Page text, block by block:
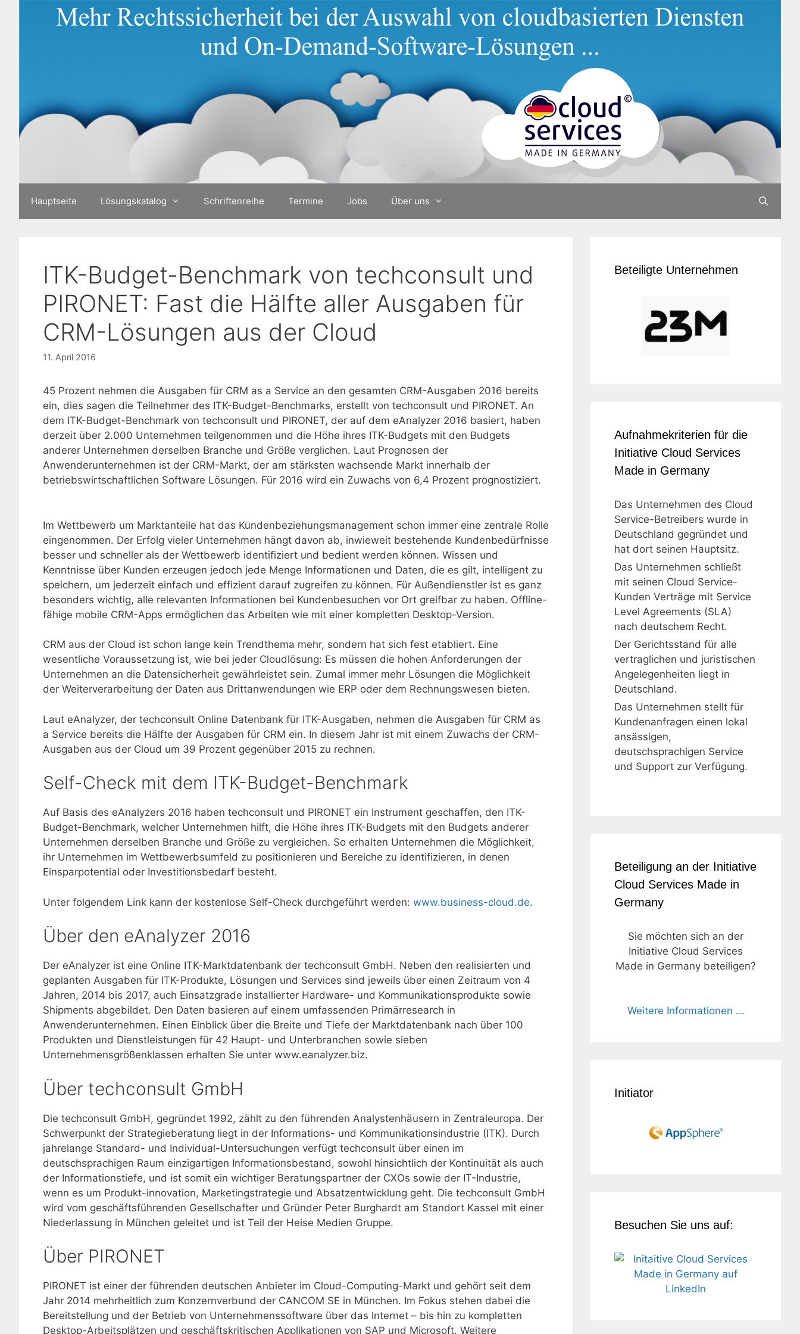
Hauptseite Lösungskatalog Schriftenreihe Termine Jobs Über uns
ITK-Budget-Benchmark von techconsult und
PIRONET: Fast die Hälfte aller Ausgaben für
CRM-Lösungen aus der Cloud
11. April 2016
45 Prozent nehmen die Ausgaben für CRM as a Service an den gesamten CRM-Ausgaben 2016 bereits
ein, dies sagen die Teilnehmer des ITK-Budget-Benchmarks, erstellt von techconsult und PIRONET. An
dem ITK-Budget-Benchmark von techconsult und PIRONET, der auf dem eAnalyzer 2016 basiert, haben
derzeit über 2.000 Unternehmen teilgenommen und die Höhe ihres ITK-Budgets mit den Budgets
anderer Unternehmen derselben Branche und Größe verglichen. Laut Prognosen der
Anwenderunternehmen ist der CRM-Markt, der am stärksten wachsende Markt innerhalb der
betriebswirtschaftlichen Software Lösungen. Für 2016 wird ein Zuwachs von 6,4 Prozent prognostiziert.
Im Wettbewerb um Marktanteile hat das Kundenbeziehungsmanagement schon immer eine zentrale Rolle
eingenommen. Der Erfolg vieler Unternehmen hängt davon ab, inwieweit bestehende Kundenbedürfnisse
besser und schneller als der Wettbewerb identifiziert und bedient werden können. Wissen und
Kenntnisse über Kunden erzeugen jedoch jede Menge Informationen und Daten, die es gilt, intelligent zu
speichern, um jederzeit einfach und effizient darauf zugreifen zu können. Für Außendienstler ist es ganz
besonders wichtig, alle relevanten Informationen bei Kundenbesuchen vor Ort greifbar zu haben. Offline-
fähige mobile CRM-Apps ermöglichen das Arbeiten wie mit einer kompletten Desktop-Version.
CRM aus der Cloud ist schon lange kein Trendthema mehr, sondern hat sich fest etabliert. Eine
wesentliche Voraussetzung ist, wie bei jeder Cloudlösung: Es müssen die hohen Anfor­derungen der
Unternehmen an die Datensicherheit gewährleistet sein. Zumal immer mehr Lösungen die Möglichkeit
der Weiterverarbeitung der Daten aus Drittanwendungen wie ERP oder dem Rechnungswesen bieten.
Laut eAnalyzer, der techconsult Online Datenbank für ITK-Ausgaben, nehmen die Ausgaben für CRM as
a Service bereits die Hälfte der Ausgaben für CRM ein. In diesem Jahr ist mit einem Zuwachs der CRM-
Ausgaben aus der Cloud um 39 Prozent gegenüber 2015 zu rechnen.
Self-Check mit dem ITK-Budget-Benchmark
Auf Basis des eAnalyzers 2016 haben techconsult und PIRONET ein Instrument geschaffen, den ITK-
Budget-Benchmark, welcher Unternehmen hilft, die Höhe ihres ITK-Budgets mit den Budgets anderer
Unternehmen derselben Branche und Größe zu vergleichen. So erhalten Unternehmen die Möglichkeit,
ihr Unternehmen im Wettbewerbsumfeld zu positionieren und Bereiche zu identifizieren, in denen
Einsparpotential oder Investitionsbedarf besteht.
Unter folgendem Link kann der kostenlose Self-Check durchgeführt werden: www.business-cloud.de.
Über den eAnalyzer 2016
Der eAnalyzer ist eine Online ITK-Marktdatenbank der techconsult GmbH. Neben den realisierten und
geplanten Ausgaben für ITK-Produkte, Lösungen und Services sind jeweils über einen Zeitraum von 4
Jahren, 2014 bis 2017, auch Einsatzgrade installierter Hardware- und Kommunikationsprodukte sowie
Shipments abgebildet. Den Daten basieren auf einem umfassenden Primärresearch in
Anwenderunternehmen. Einen Einblick über die Breite und Tiefe der Marktdatenbank nach über 100
Produkten und Dienstleistungen für 42 Haupt- und Unterbranchen sowie sieben
Unternehmensgrößenklassen erhalten Sie unter www.eanalyzer.biz.
Über techconsult GmbH
Die techconsult GmbH, gegründet 1992, zählt zu den führenden Analystenhäusern in Zentraleuropa. Der
Schwerpunkt der Strategieberatung liegt in der Informations- und Kommunikationsindustrie (ITK). Durch
jahrelange Standard- und Individual-Untersuchungen verfügt techconsult über einen im
deutschsprachigen Raum einzigartigen Informations­bestand, sowohl hinsichtlich der Kontinuität als auch
der Informationstiefe, und ist somit ein wichtiger Beratungspartner der CXOs sowie der IT-Industrie,
wenn es um Produkt-innovation, Marketingstrategie und Absatzentwicklung geht. Die techconsult GmbH
wird vom geschäftsführenden Gesellschafter und Gründer Peter Burghardt am Standort Kassel mit einer
Niederlassung in München geleitet und ist Teil der Heise Medien Gruppe.
Über PIRONET
PIRONET ist einer der führenden deutschen Anbieter im Cloud-Computing-Markt und gehört seit dem
Jahr 2014 mehrheitlich zum Konzernverbund der CANCOM SE in München. Im Fokus stehen dabei die
Bereitstellung und der Betrieb von Unternehmenssoftware über das Internet – bis hin zu kompletten
Desktop-Arbeitsplätzen und geschäftskritischen Applikationen von SAP und Microsoft. Weitere
Beteiligte Unternehmen
Aufnahmekriterien für die
Initiative Cloud Services
Made in Germany
Das Unternehmen des Cloud
Service-Betreibers wurde in
Deutschland gegründet und
hat dort seinen Hauptsitz.
Das Unternehmen schließt
mit seinen Cloud Service-
Kunden Verträge mit Service
Level Agreements (SLA)
nach deutschem Recht.
Der Gerichtsstand für alle
vertraglichen und juristischen
Angelegenheiten liegt in
Deutschland.
Das Unternehmen stellt für
Kundenanfragen einen lokal
ansässigen,
deutschsprachigen Service
und Support zur Verfügung.
Beteiligung an der Initiative
Cloud Services Made in
Germany
Sie möchten sich an der
Initiative Cloud Services
Made in Germany beteiligen?
Weitere Informationen ...
Initiator
Besuchen Sie uns auf: